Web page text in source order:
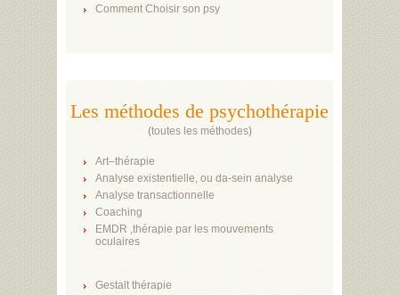
Comment Choisir son psy
Les méthodes de psychothérapie
(toutes les méthodes)
Art–thérapie
Analyse existentielle, ou da-sein analyse
Analyse transactionnelle
Coaching
EMDR ,thérapie par les mouvements
oculaires
Gestalt thérapie